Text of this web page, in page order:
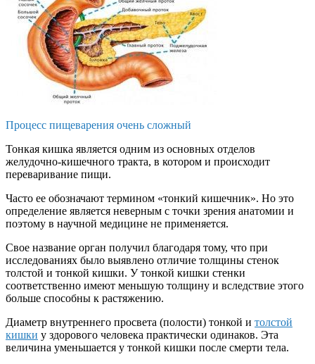
Процесс пищеварения очень сложный
Тонкая кишка является одним из основных отделов
желудочно-кишечного тракта, в котором и происходит
переваривание пищи.
Часто ее обозначают термином «тонкий кишечник». Но это
определение является неверным с точки зрения анатомии и
поэтому в научной медицине не применяется.
Свое название орган получил благодаря тому, что при
исследованиях было выявлено отличие толщины стенок
толстой и тонкой кишки. У тонкой кишки стенки
соответственно имеют меньшую толщину и вследствие этого
больше способны к растяжению.
Диаметр внутреннего просвета (полости) тонкой и толстой
кишки у здорового человека практически одинаков. Эта
величина уменьшается у тонкой кишки после смерти тела.